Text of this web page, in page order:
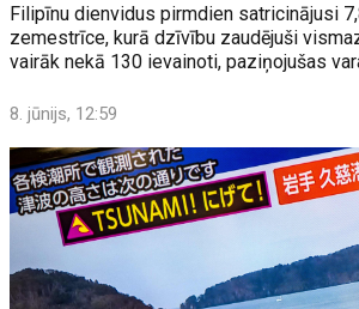
Filipīnu dienvidus pirmdien satricinājusi
zemestrīce, kurā dzīvību zaudējuši
vairāk nekā 130 ievainoti, paziņojušas
8. jūnijs, 12:59